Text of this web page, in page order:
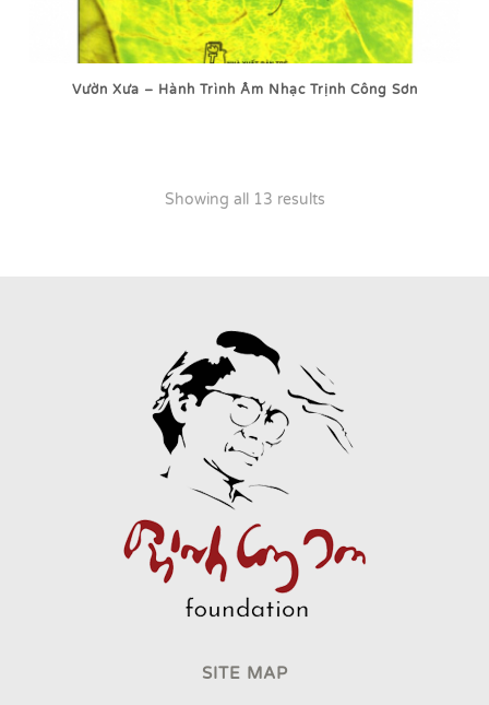
Vườn Xưa – Hành Trình Âm Nhạc Trịnh Công Sơn
Showing all 13 results
SITE MAP